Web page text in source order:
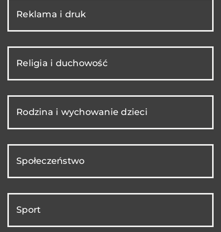
Reklama i druk
Religia i duchowość
Rodzina i wychowanie dzieci
Społeczeństwo
Sport